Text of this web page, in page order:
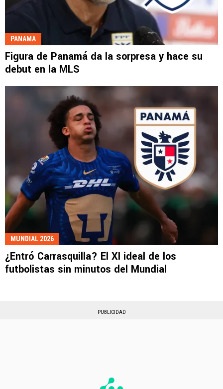
PANAMA
Figura de Panamá da la sorpresa y hace su
debut en la MLS
MUNDIAL 2026
¿Entró Carrasquilla? El XI ideal de los
futbolistas sin minutos del Mundial
PUBLICIDAD